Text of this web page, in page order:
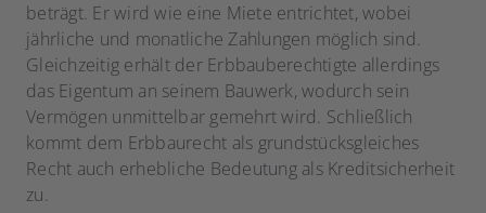
beträgt. Er wird wie eine Miete entrichtet, wobei
jährliche und monatliche Zahlungen möglich sind.
Gleichzeitig erhält der Erbbauberechtigte allerdings
das Eigentum an seinem Bauwerk, wodurch sein
Vermögen unmittelbar gemehrt wird. Schließlich
kommt dem Erbbaurecht als grundstücksgleiches
Recht auch erhebliche Bedeutung als Kreditsicherheit
zu.